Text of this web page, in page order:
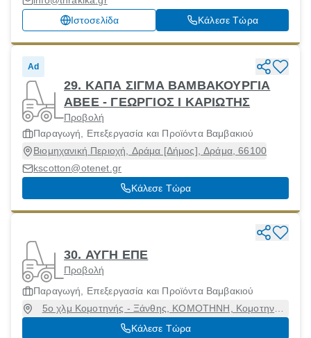
Ιστοσελίδα
Κάλεσε Τώρα
Ad
29. ΚΑΠΑ ΣΙΓΜΑ ΒΑΜΒΑΚΟΥΡΓΙΑ
ΑΒΕΕ - ΓΕΩΡΓΙΟΣ Ι ΚΑΡΙΩΤΗΣ
Προβολή
Παραγωγή, Επεξεργασία και Προϊόντα Βαμβακιού
Βιομηχανική Περιοχή, Δράμα [Δήμος], Δράμα, 66100
kscotton@otenet.gr
Κάλεσε Τώρα
30. ΑΥΓΗ ΕΠΕ
Προβολή
Παραγωγή, Επεξεργασία και Προϊόντα Βαμβακιού
5ο χλμ Κομοτηνής - Ξάνθης, ΚΟΜΟΤΗΝΗ, Κομοτηνή
[Δήμος], Ροδόπη, 69100
Κάλεσε Τώρα